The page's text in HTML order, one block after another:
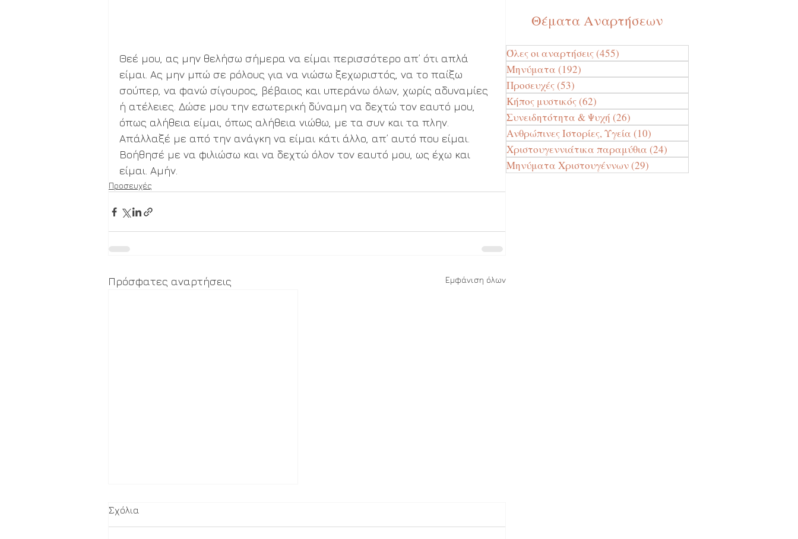
Θεέ μου, ας μην θελήσω σήμερα να είμαι περισσότερο απ’ ότι απλά
είμαι. Ας μην μπώ σε ρόλους για να νιώσω ξεχωριστός, να το παίξω
σούπερ, να φανώ σίγουρος, βέβαιος και υπεράνω όλων, χωρίς αδυναμίες
ή ατέλειες. Δώσε μου την εσωτερική δύναμη να δεχτώ τον εαυτό μου,
όπως αλήθεια είμαι, όπως αλήθεια νιώθω, με τα συν και τα πλην.
Απάλλαξέ με από την ανάγκη να είμαι κάτι άλλο, απ’ αυτό που είμαι.
Βοήθησέ με να φιλιώσω και να δεχτώ όλον τον εαυτό μου, ως έχω και
είμαι. Αμήν.
Προσευχές
Πρόσφατες αναρτήσεις Εμφάνιση όλων
Σχόλια
Θέματα Αναρτήσεων
Όλες οι αναρτήσεις(455)
Μηνύματα (192)
Προσευχές(53)
Κήπος μυστικός(62)
Συνειδητότητα & Ψυχή (26)
Ανθρώπινες Ιστορίες, Υγεία (10)
Χριστουγεννιάτικα παραμύθια (24)
Μηνύματα Χριστουγέννων(29)